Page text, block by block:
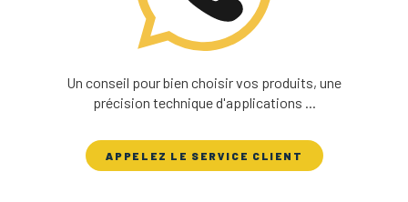
Un conseil pour bien choisir vos produits, une
précision technique d'applications ...
APPELEZ LE SERVICE CLIENT